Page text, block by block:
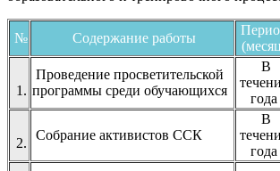
№ Содержание работы
1.
Проведение просветительской
программы среди обучающихся
В
года
2.
Собрание активистов ССК
В
года